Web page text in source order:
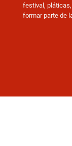
festival,
formar parte de